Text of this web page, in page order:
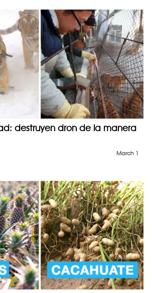
destruyen dron de la manera
March 1